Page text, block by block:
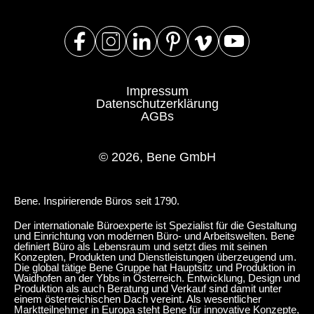
© 2026, Bene GmbH
Impressum
Datenschutzerklärung
AGBs
Bene. Inspirierende Büros seit 1790.
Der internationale Büroexperte ist Spezialist für die Gestaltung
und Einrichtung von modernen Büro- und Arbeitswelten. Bene
definiert Büro als Lebensraum und setzt dies mit seinen
Konzepten, Produkten und Dienstleistungen überzeugend um.
Die global tätige Bene Gruppe hat Hauptsitz und Produktion in
Waidhofen an der Ybbs in Österreich. Entwicklung, Design und
Produktion als auch Beratung und Verkauf sind damit unter
einem österreichischen Dach vereint. Als wesentlicher
Marktteilnehmer in Europa steht Bene für innovative Konzepte,